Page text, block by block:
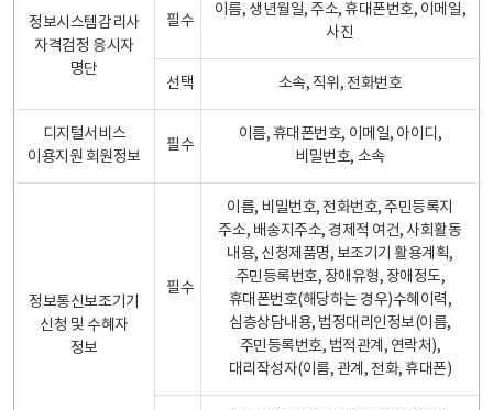
정보시스템감리사
자격검정 응시자
명단
필수
이름, 생년월일, 주소, 휴대폰번호, 이메일,
사진
선택 소속, 직위, 전화번호
디지털서비스
이용지원 회원정보
필수
이름, 휴대폰번호, 이메일, 아이디,
비밀번호, 소속
정보통신보조기기
신청 및 수혜자
정보
필수
이름, 비밀번호, 전화번호, 주민등록지
주소, 배송지주소, 경제적 여건, 사회활동
내용, 신청제품명, 보조기기 활용계획,
주민등록번호, 장애유형, 장애정도,
휴대폰번호(해당하는 경우)수혜이력,
심층상담내용, 법정대리인정보(이름,
주민등록번호, 법적관계, 연락처),
대리작성자(이름, 관계, 전화, 휴대폰)